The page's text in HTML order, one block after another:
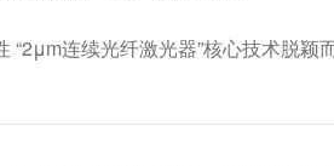
“2μm连续光纤激光器”核心技术脱